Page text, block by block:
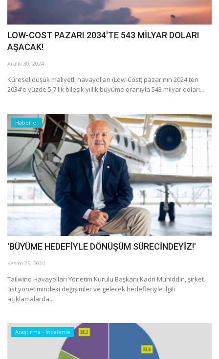
Video Tanıtım
Köşe Yazarları
LOW-COST PAZARI 2034'TE 543 MİLYAR DOLARI
AŞACAK!
Aralık 30, 2024
Küresel düşük maliyetli havayolları (Low-Cost) pazarının 2024'ten
2034'e yüzde 5,7'lik bileşik yıllık büyüme oranıyla 543 milyar doları...
Haberler
'BÜYÜME HEDEFİYLE DÖNÜŞÜM SÜRECİNDEYİZ!'
Kasım 25, 2024
Tailwind Havayolları Yönetim Kurulu Başkanı Kadri Muhiddin, şirket
üst yönetimindeki değişimler ve gelecek hedefleriyle ilgili
açıklamalarda...
Araştırma - İnceleme